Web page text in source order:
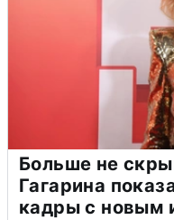
Больше не
Гагарина
кадры с новым